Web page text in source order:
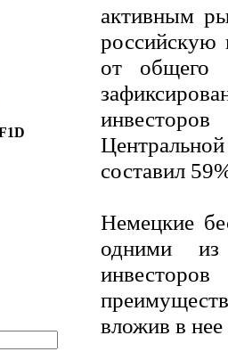
активным
российскую
от общего
составил
Немецкие
одними из
вложив в